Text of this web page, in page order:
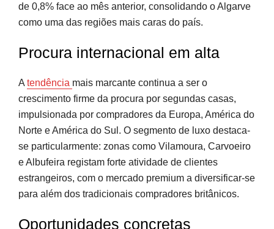
de 0,8% face ao mês anterior, consolidando o Algarve
como uma das regiões mais caras do país.
Procura internacional em alta
A tendência mais marcante continua a ser o
crescimento firme da procura por segundas casas,
impulsionada por compradores da Europa, América do
Norte e América do Sul. O segmento de luxo destaca-
se particularmente: zonas como Vilamoura, Carvoeiro
e Albufeira registam forte atividade de clientes
estrangeiros, com o mercado premium a diversificar-se
para além dos tradicionais compradores britânicos.
Oportunidades concretas